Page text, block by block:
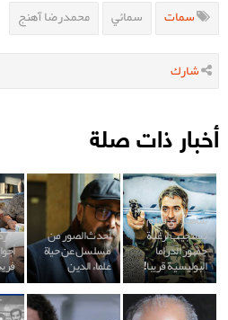
سمات سمائي محمدرضا آهنج
شارك
أخبار ذات صلة
شاهد: آي فيلم
تستجيب لرغبة
جمهور الدراما
البوليسية قريبا!
أحدث الصور من
مسلسل عن حياة
علماء الدين